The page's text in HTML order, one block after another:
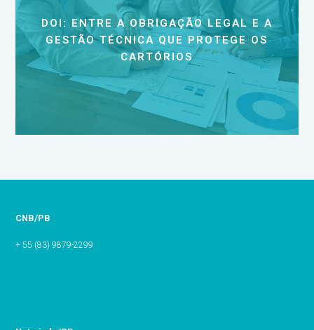
DOI: ENTRE A OBRIGAÇÃO LEGAL E A
GESTÃO TÉCNICA QUE PROTEGE OS
CARTÓRIOS
CNB/PB
+ 55 (83) 9879-2299